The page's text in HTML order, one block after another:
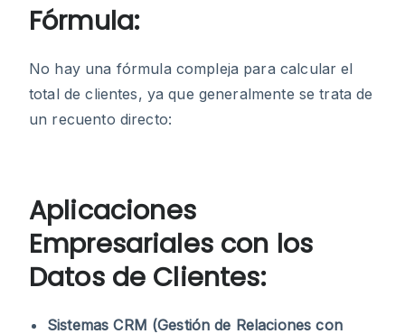
Fórmula:
No hay una fórmula compleja para calcular el
total de clientes, ya que generalmente se trata de
un recuento directo:
Aplicaciones
Empresariales con los
Datos de Clientes:
Sistemas CRM (Gestión de Relaciones con